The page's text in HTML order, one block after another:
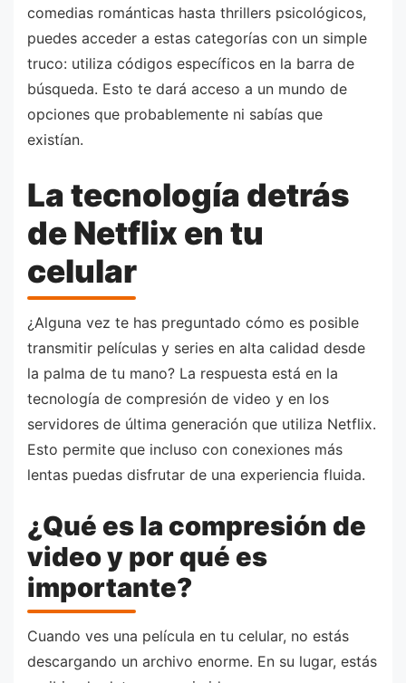
comedias románticas hasta thrillers psicológicos,
puedes acceder a estas categorías con un simple
truco: utiliza códigos específicos en la barra de
búsqueda. Esto te dará acceso a un mundo de
opciones que probablemente ni sabías que
existían.
La tecnología detrás
de Netflix en tu
celular
¿Alguna vez te has preguntado cómo es posible
transmitir películas y series en alta calidad desde
la palma de tu mano? La respuesta está en la
tecnología de compresión de video y en los
servidores de última generación que utiliza Netflix.
Esto permite que incluso con conexiones más
lentas puedas disfrutar de una experiencia fluida.
¿Qué es la compresión de
video y por qué es
importante?
Cuando ves una película en tu celular, no estás
descargando un archivo enorme. En su lugar, estás